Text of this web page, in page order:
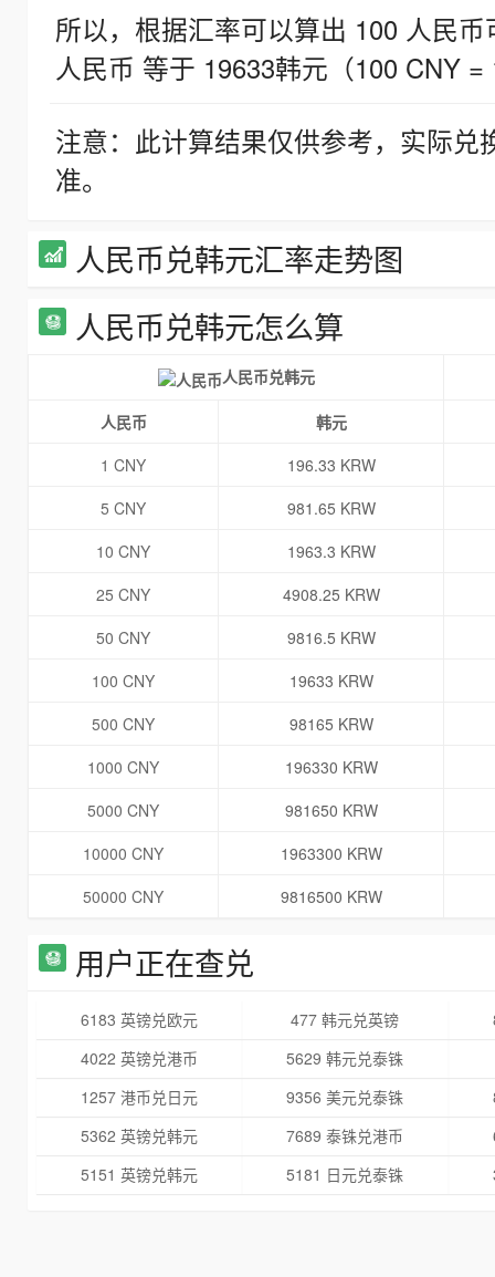
所以，根据汇率可以算出 100 人民
人民币 等于 19633韩元（100 CNY =
注意：此计算结果仅供参考，实际
准。
人民币兑韩元汇率走势图
人民币兑韩元怎么算
人民币兑韩元
人民币
韩元
1 CNY
196.33 KRW
5 CNY
981.65 KRW
10 CNY
1963.3 KRW
25 CNY
4908.25 KRW
50 CNY
9816.5 KRW
100 CNY
19633 KRW
500 CNY
98165 KRW
1000 CNY
196330 KRW
5000 CNY
981650 KRW
10000 CNY
1963300 KRW
50000 CNY
9816500 KRW
用户正在查兑
6183 英镑兑欧元 477 韩元兑英镑
4022 英镑兑港币
5629 韩元兑泰铢
1257 港币兑日元
9356 美元兑泰铢
5362 英镑兑韩元
7689 泰铢兑港币
5151 英镑兑韩元
5181 日元兑泰铢